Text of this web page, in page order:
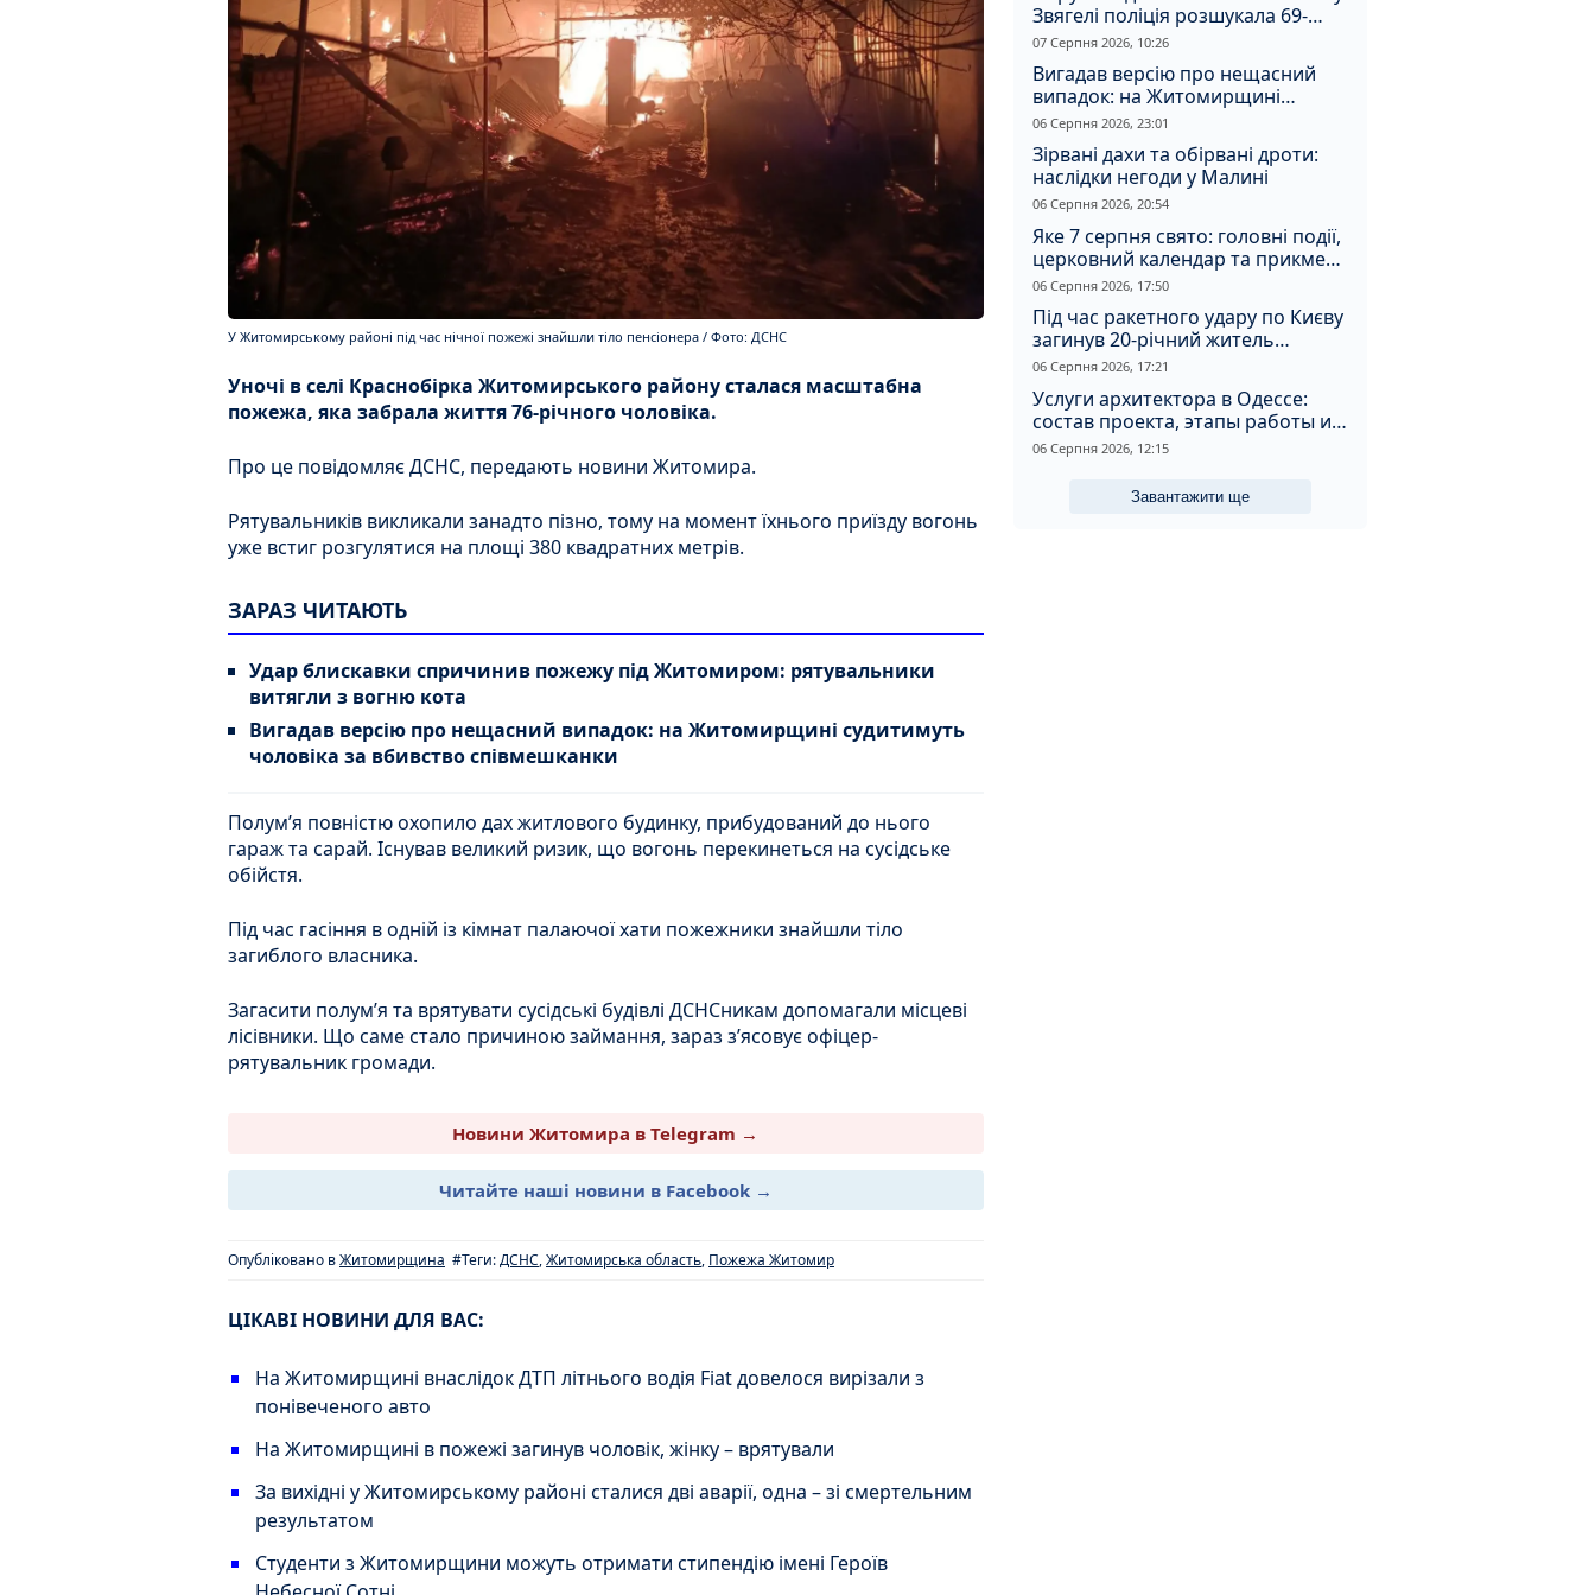
У Житомирському районі під час нічної пожежі знайшли тіло пенсіонера / Фото: ДСНС
Уночі в селі Краснобірка Житомирського району сталася масштабна
пожежа, яка забрала життя 76-річного чоловіка.
Про це повідомляє ДСНС, передають новини Житомира.
Рятувальників викликали занадто пізно, тому на момент їхнього приїзду вогонь
уже встиг розгулятися на площі 380 квадратних метрів.
ЗАРАЗ ЧИТАЮТЬ
Удар блискавки спричинив пожежу під Житомиром: рятувальники
витягли з вогню кота
Вигадав версію про нещасний випадок: на Житомирщині судитимуть
чоловіка за вбивство співмешканки
Полум’я повністю охопило дах житлового будинку, прибудований до нього
гараж та сарай. Існував великий ризик, що вогонь перекинеться на сусідське
обійстя.
Під час гасіння в одній із кімнат палаючої хати пожежники знайшли тіло
загиблого власника.
Загасити полум’я та врятувати сусідські будівлі ДСНСникам допомагали місцеві
лісівники. Що саме стало причиною займання, зараз з’ясовує офіцер-
рятувальник громади.
Новини Житомира в Telegram →
Читайте наші новини в Facebook →
Опубліковано вЖитомирщина #Теги:ДСНС,Житомирська область, Пожежа Житомир
ЦІКАВІ НОВИНИ ДЛЯ ВАС:
На Житомирщині внаслідок ДТП літнього водія Fiat довелося вирізали з
понівеченого авто
На Житомирщині в пожежі загинув чоловік, жінку – врятували
За вихідні у Житомирському районі сталися дві аварії, одна – зі смертельним
результатом
Студенти з Житомирщини можуть отримати стипендію імені Героїв
Звягелі поліція розшукала 69-
річного зловмисника
07 Серпня 2026, 10:26
Вигадав версію про нещасний
випадок: на Житомирщині
судитимуть чоловіка за вбивство
співмешканки
06 Серпня 2026, 23:01
Зірвані дахи та обірвані дроти:
наслідки негоди у Малині
06 Серпня 2026, 20:54
Яке 7 серпня свято: головні події,
церковний календар та прикмети
дня
06 Серпня 2026, 17:50
Під час ракетного удару по Києву
загинув 20-річний житель
Житомирщини
06 Серпня 2026, 17:21
Услуги архитектора в Одессе:
состав проекта, этапы работы и
стоимость
06 Серпня 2026, 12:15
Завантажити ще